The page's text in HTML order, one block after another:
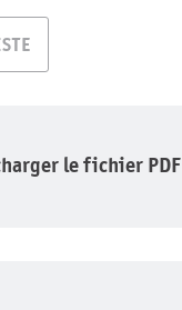
le fichier PDF